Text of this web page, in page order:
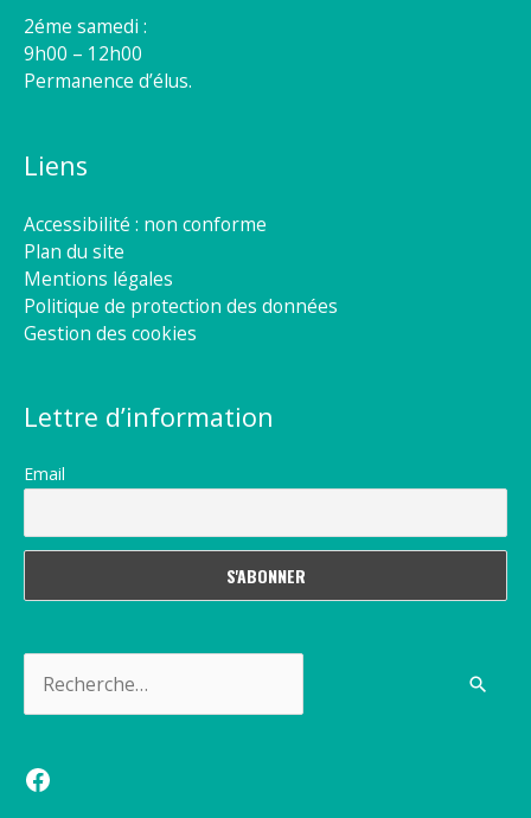
2éme samedi :
9h00 – 12h00
Permanence d’élus.
Liens
Accessibilité : non conforme
Plan du site
Mentions légales
Politique de protection des données
Gestion des cookies
Lettre d’information
Email
Facebook